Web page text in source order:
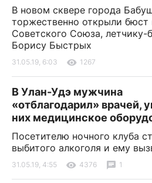
В новом сквере города
торжественно открыли бюст
Советского Союза,
Борису Быстрых
31.05.19, 6:03 1267
В Улан-Удэ мужчина
«отблагодарил» врачей,
них медицинское
Посетителю ночного клуба
выбитого алкоголя и ему
31.05.19, 4:55 4376 1